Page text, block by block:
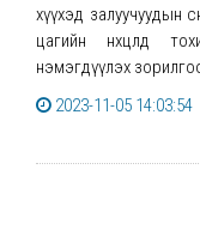
хүүхэд залуучуудын
цагийн нөхцөлд
нэмэгдүүлэх
2023-11-05 14:03:54